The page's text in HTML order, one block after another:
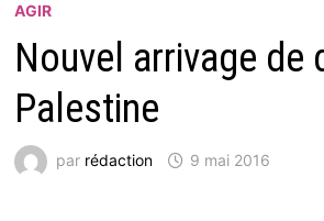
AGIR
Nouvel arrivage de
Palestine
par rédaction 9 mai 2016